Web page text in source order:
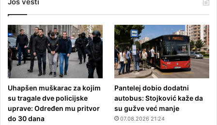
Uhapšen muškarac za kojim
su tragale dve policijske
uprave: Određen mu pritvor
do 30 dana
Pantelej dobio dodatni
autobus: Stojković kaže da
su gužve već manje
07.08.2026 21:24